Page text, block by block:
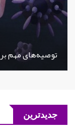
توصیه‌های مهم
جدیدترین